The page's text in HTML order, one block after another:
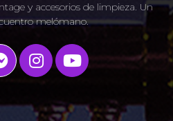
y accesorios de limpieza. Un
melómano.